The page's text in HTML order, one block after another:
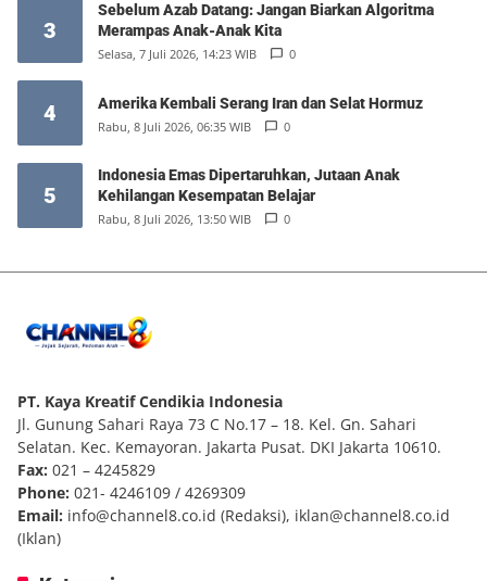
3
Sebelum Azab Datang: Jangan Biarkan Algoritma
Merampas Anak-Anak Kita
Selasa, 7 Juli 2026, 14:23 WIB 0
4 Amerika Kembali Serang Iran dan Selat Hormuz
Rabu, 8 Juli 2026, 06:35 WIB 0
5
Indonesia Emas Dipertaruhkan, Jutaan Anak
Kehilangan Kesempatan Belajar
Rabu, 8 Juli 2026, 13:50 WIB 0
PT. Kaya Kreatif Cendikia Indonesia
Jl. Gunung Sahari Raya 73 C No.17 – 18. Kel. Gn. Sahari
Selatan. Kec. Kemayoran. Jakarta Pusat. DKI Jakarta 10610.
Fax: 021 – 4245829
Phone: 021- 4246109 / 4269309
Email: info@channel8.co.id (Redaksi), iklan@channel8.co.id
(Iklan)